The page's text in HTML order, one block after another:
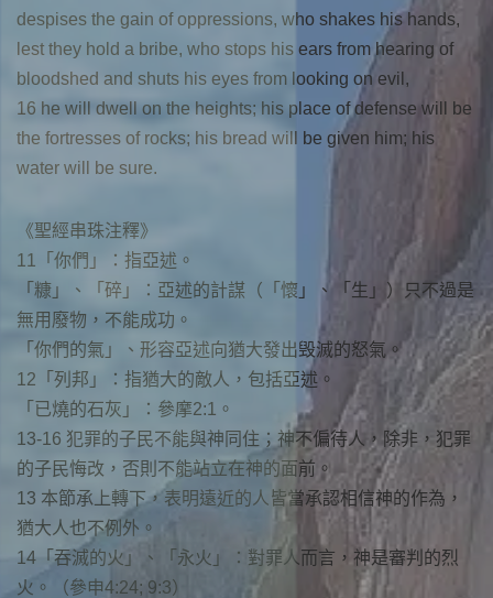
despises the gain of oppressions, who shakes his hands,
lest they hold a bribe, who stops his ears from hearing of
bloodshed and shuts his eyes from looking on evil,
16 he will dwell on the heights; his place of defense will be
the fortresses of rocks; his bread will be given him; his
water will be sure.
《聖經串珠注釋》
11「你們」：指亞述。
「糠」、「碎」：亞述的計謀（「懷」、「生」）只不過是
無用廢物，不能成功。
「你們的氣」、形容亞述向猶大發出毁滅的怒氣。
12「列邦」：指猶大的敵人，包括亞述。
「已燒的石灰」：參摩2:1。
13-16 犯罪的子民不能與神同住；神不偏待人，除非，犯罪
的子民悔改，否則不能站立在神的面前。
13 本節承上轉下，表明遠近的人皆當承認相信神的作為，
猶大人也不例外。
14「吞滅的火」、「永火」：對罪人而言，神是審判的烈
火。（參申4:24; 9:3）